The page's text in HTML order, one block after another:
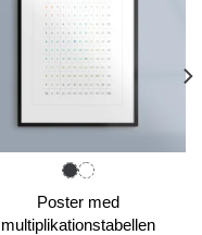
Poster med
multiplikationstabellen